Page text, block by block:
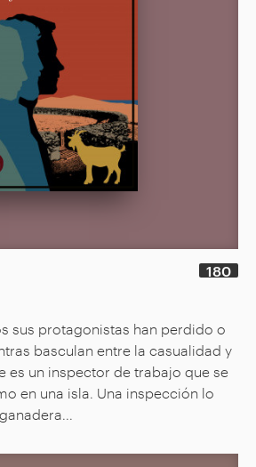
180
sus protagonistas han perdido o
basculan entre la casualidad y
es un inspector de trabajo que se
en una isla. Una inspección lo